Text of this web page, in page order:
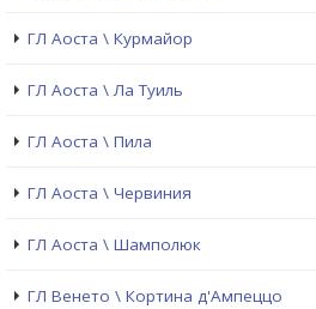
ГЛ Аоста \ Курмайор
ГЛ Аоста \ Ла Туиль
ГЛ Аоста \ Пила
ГЛ Аоста \ Червиния
ГЛ Аоста \ Шамполюк
ГЛ Венето \ Кортина д'Ампеццо